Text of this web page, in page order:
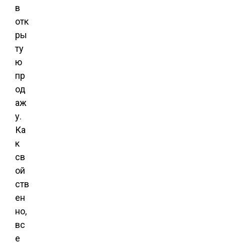
в
отк
ры
ту
ю
пр
од
аж
у.
Ка
к
св
ой
ств
ен
но,
вс
е